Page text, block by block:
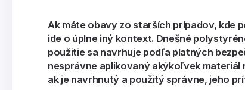
Ak máte obavy zo starších prípadov, kde
ide o úplne iný kontext. Dnešné
použitie sa navrhuje podľa platných
nesprávne aplikovaný akýkoľvek materiál
ak je navrhnutý a použitý správne, jeho